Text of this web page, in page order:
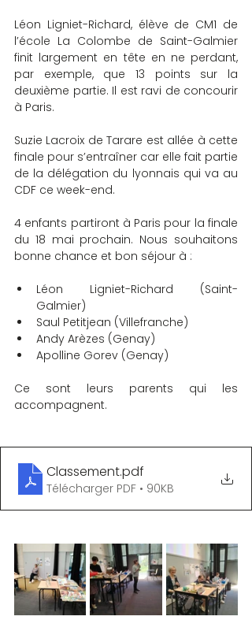
Léon Ligniet-Richard, élève de CM1 de
l’école La Colombe de Saint-Galmier
finit largement en tête en ne perdant,
par exemple, que 13 points sur la
deuxième partie. Il est ravi de concourir
à Paris.
Suzie Lacroix de Tarare est allée à cette
finale pour s’entraîner car elle fait partie
de la délégation du lyonnais qui va au
CDF ce week-end.
4 enfants partiront à Paris pour la finale
du 18 mai prochain. Nous souhaitons
bonne chance et bon séjour à :
Léon Ligniet-Richard (Saint-
Galmier)
Saul Petitjean (Villefranche)
Andy Arèzes (Genay)
Apolline Gorev (Genay)
Ce sont leurs parents qui les
accompagnent.
Classement.pdf
Télécharger PDF • 90KB